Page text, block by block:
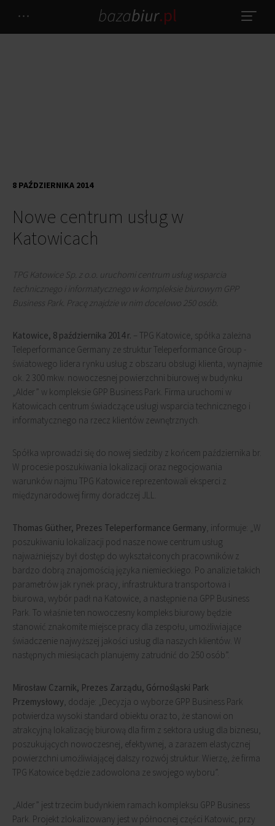
Nowe centrum usług w
Katowicach
8 PAŹDZIERNIKA 2014
TPG Katowice Sp. z o.o. uruchomi centrum usług wsparcia
technicznego i informatycznego w kompleksie biurowym GPP
Business Park. Pracę znajdzie w nim docelowo 250 osób.
Katowice, 8 października 2014 r. – TPG Katowice, spółka zależna
Teleperformance Germany ze struktur Teleperformance Group -
światowego lidera rynku usług z obszaru obsługi klienta, wynajmie
ok. 2 300 mkw. nowoczesnej powierzchni biurowej w budynku
„Alder” w kompleksie GPP Business Park. Firma uruchomi w
Katowicach centrum świadczące usługi wsparcia technicznego i
informatycznego na rzecz klientów zewnętrznych.
Spółka wprowadzi się do nowej siedziby z końcem października br.
W procesie poszukiwania lokalizacji oraz negocjowania
warunków najmu TPG Katowice reprezentowali eksperci z
międzynarodowej firmy doradczej JLL.
Thomas Güther, Prezes Teleperformance Germany, informuje: „W
poszukiwaniu lokalizacji pod nasze nowe centrum usług
najważniejszy był dostęp do wykształconych pracowników z
bardzo dobrą znajomością języka niemieckiego. Po analizie takich
parametrów jak rynek pracy, infrastruktura transportowa i
biurowa, wybór padł na Katowice, a następnie na GPP Business
Park. To właśnie ten nowoczesny kompleks biurowy będzie
stanowić znakomite miejsce pracy dla zespołu, umożliwiające
świadczenie najwyższej jakości usług dla naszych klientów. W
następnych miesiącach planujemy zatrudnić do 250 osób”.
Mirosław Czarnik, Prezes Zarządu, Górnośląski Park
Przemysłowy, dodaje: „Decyzja o wyborze GPP Business Park
potwierdza wysoki standard obiektu oraz to, że stanowi on
atrakcyjną lokalizację biurową dla firm z sektora usług dla biznesu,
poszukujących nowoczesnej, efektywnej, a zarazem elastycznej
powierzchni umożliwiającej dalszy rozwój struktur. Wierzę, że firma
TPG Katowice będzie zadowolona ze swojego wyboru”.
„Alder” jest trzecim budynkiem ramach kompleksu GPP Business
Park. Projekt zlokalizowany jest w północnej części Katowic, przy